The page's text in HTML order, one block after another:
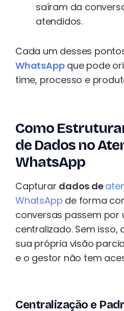
saíram da
atendidos.
Cada um desses
WhatsAppque pode
time, processo e
Como
de Dados no
WhatsApp
Capturar dados de
WhatsApp de forma
conversas passem por
centralizado. Sem
sua própria visão
e o gestor não tem
Centralização e